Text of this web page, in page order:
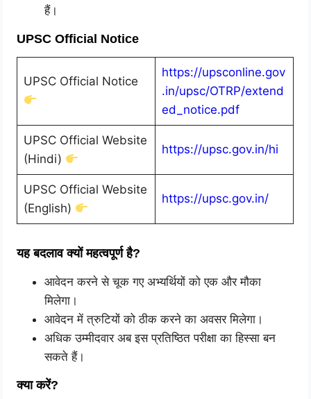
हैं।
UPSC Official Notice
UPSC Official Notice
https://upsconline.gov
.in/upsc/OTRP/extend
ed_notice.pdf
UPSC Official Website
(Hindi)
https://upsc.gov.in/hi
UPSC Official Website
(English)
https://upsc.gov.in/
यह बदलाव क्यों महत्वपूर्ण है?
आवेदन करने से चूक गए अभ्यर्थियों को एक और मौका
मिलेगा।
आवेदन में त्रुटियों को ठीक करने का अवसर मिलेगा।
अधिक उम्मीदवार अब इस प्रतिष्ठित परीक्षा का हिस्सा बन
सकते हैं।
क्या करें?